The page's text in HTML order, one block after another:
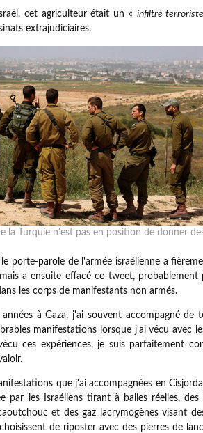
cet agriculteur était un « infiltré
extrajudiciaires.
la Turquie n'est pas en position de donner
porte-parole de l'armée israélienne a
a ensuite effacé ce tweet,
les corps de manifestants non armés.
à Gaza, j'ai souvent accompagné de
manifestations lorsque j'ai vécu avec
ces expériences, je suis parfaitement
que j'ai accompagnées en
par les Israéliens tirant à balles réelles,
et des gaz lacrymogènes visant
de riposter avec des pierres de